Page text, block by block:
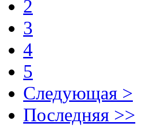
2
3
4
5
Следующая >
Последняя >>